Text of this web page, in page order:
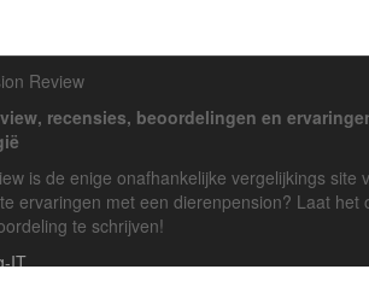
Review
recensies, beoordelingen en
is de enige onafhankelijke vergelijkings site
ervaringen met een dierenpension? Laat het
te schrijven!
IT